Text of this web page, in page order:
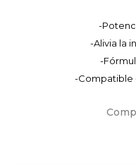
-
-Alivia la
-
-Compatible